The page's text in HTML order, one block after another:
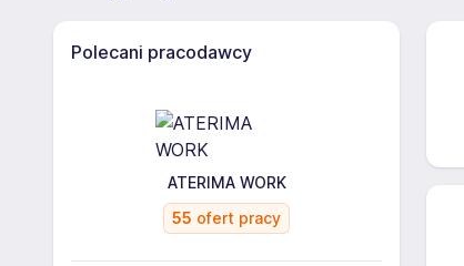
Polecani pracodawcy
ATERIMA WORK
55 ofert pracy